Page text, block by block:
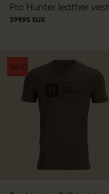
Pro Hunter leather vest
399.95 EUR
SALE